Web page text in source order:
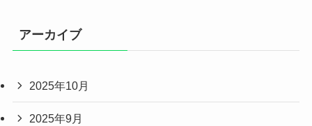
アーカイブ
2025年10月
2025年9月